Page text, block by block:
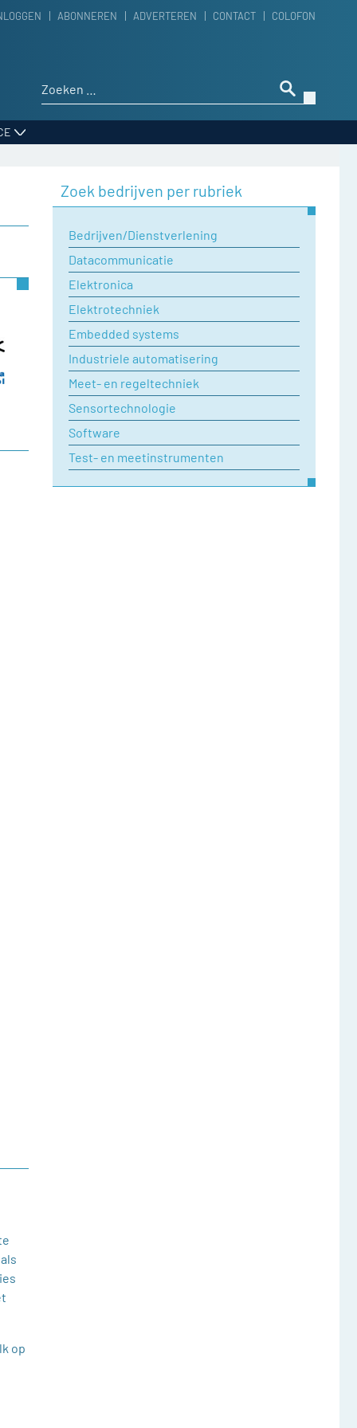
ABONNEREN ADVERTEREN CONTACT COLOFON
op
Zoek bedrijven per rubriek
Bedrijven/Dienstverlening
Datacommunicatie
Elektronica
Elektrotechniek
Embedded systems
Industriele automatisering
Meet- en regeltechniek
Sensortechnologie
Software
Test- en meetinstrumenten